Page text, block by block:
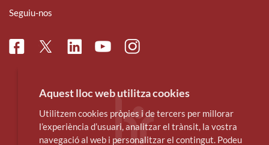
Seguiu-nos
FacebookTwitterLinkedinYoutubeInstagram
Aquest lloc web utilitza cookies
Utilitzem cookies pròpies i de tercers per millorar
l’experiència d’usuari, analitzar el trànsit, la vostra
navegació al web i personalitzar el contingut. Podeu